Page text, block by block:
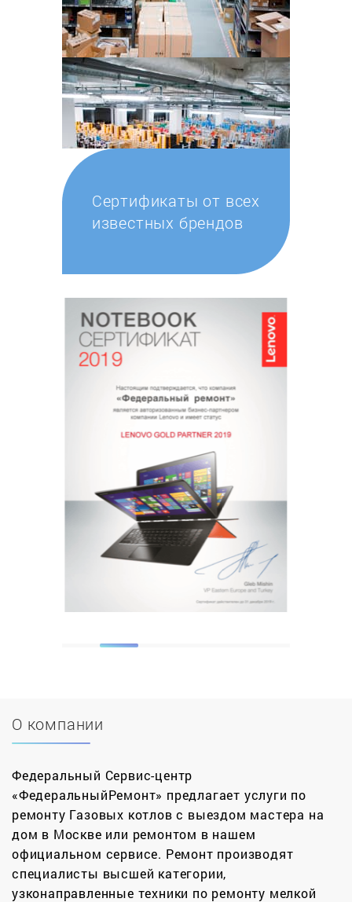
Сертификаты от всех
известных брендов
О компании
Федеральный Сервис-центр
«ФедеральныйРемонт» предлагает услуги по
ремонту Газовых котлов с выездом мастера на
дом в Москве или ремонтом в нашем
официальном сервисе. Ремонт производят
специалисты высшей категории,
узконаправленные техники по ремонту мелкой